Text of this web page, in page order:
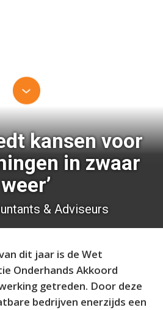
kansen voor
in zwaar
weer’
& Adviseurs
dit jaar is de Wet
Onderhands Akkoord
getreden. Door deze
bedrijven enerzijds een